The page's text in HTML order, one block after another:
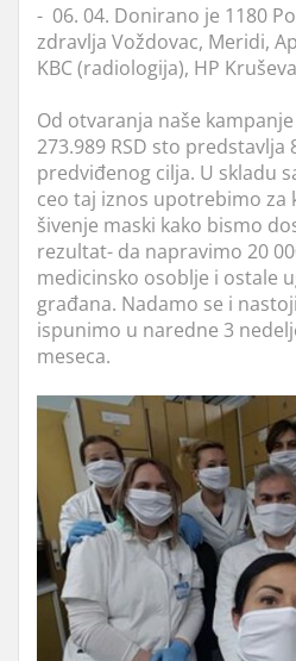
- 06. 04. Donirano je 1180
zdravlja Voždovac, Meridi,
KBC (radiologija), HP
Od otvaranja naše
273.989 RSD sto predstavlja
predviđenog cilja. U skladu
ceo taj iznos upotrebimo za
šivenje maski kako bismo
rezultat- da napravimo 20
medicinsko osoblje i ostale
građana. Nadamo se i
ispunimo u naredne 3
meseca.